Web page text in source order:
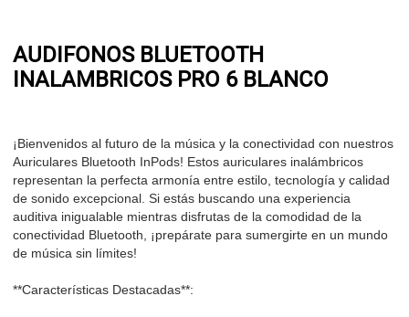
AUDIFONOS BLUETOOTH
INALAMBRICOS PRO 6 BLANCO
¡Bienvenidos al futuro de la música y la conectividad con nuestros
Auriculares Bluetooth InPods! Estos auriculares inalámbricos
representan la perfecta armonía entre estilo, tecnología y calidad
de sonido excepcional. Si estás buscando una experiencia
auditiva inigualable mientras disfrutas de la comodidad de la
conectividad Bluetooth, ¡prepárate para sumergirte en un mundo
de música sin límites!
**Características Destacadas**: